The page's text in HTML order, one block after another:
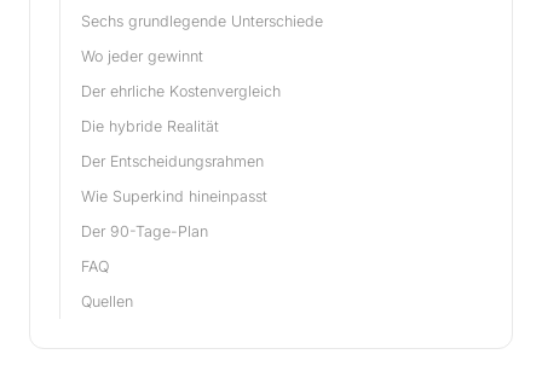
Sechs grundlegende Unterschiede
Wo jeder gewinnt
Der ehrliche Kostenvergleich
Die hybride Realität
Der Entscheidungsrahmen
Wie Superkind hineinpasst
Der 90-Tage-Plan
FAQ
Quellen